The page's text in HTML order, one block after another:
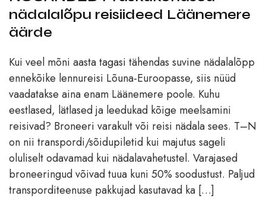
nädalalõpu reisiideed Läänemere
äärde
Kui veel mõni aasta tagasi tähendas suvine nädalalõpp
ennekõike lennureisi Lõuna-Euroopasse, siis nüüd
vaadatakse aina enam Läänemere poole. Kuhu
eestlased, lätlased ja leedukad kõige meelsamini
reisivad? Broneeri varakult või reisi nädala sees. T–N
on nii transpordi/sõidupiletid kui majutus sageli
oluliselt odavamad kui nädalavahetustel. Varajased
broneeringud võivad tuua kuni 50% soodustust. Paljud
transporditeenuse pakkujad kasutavad ka […]